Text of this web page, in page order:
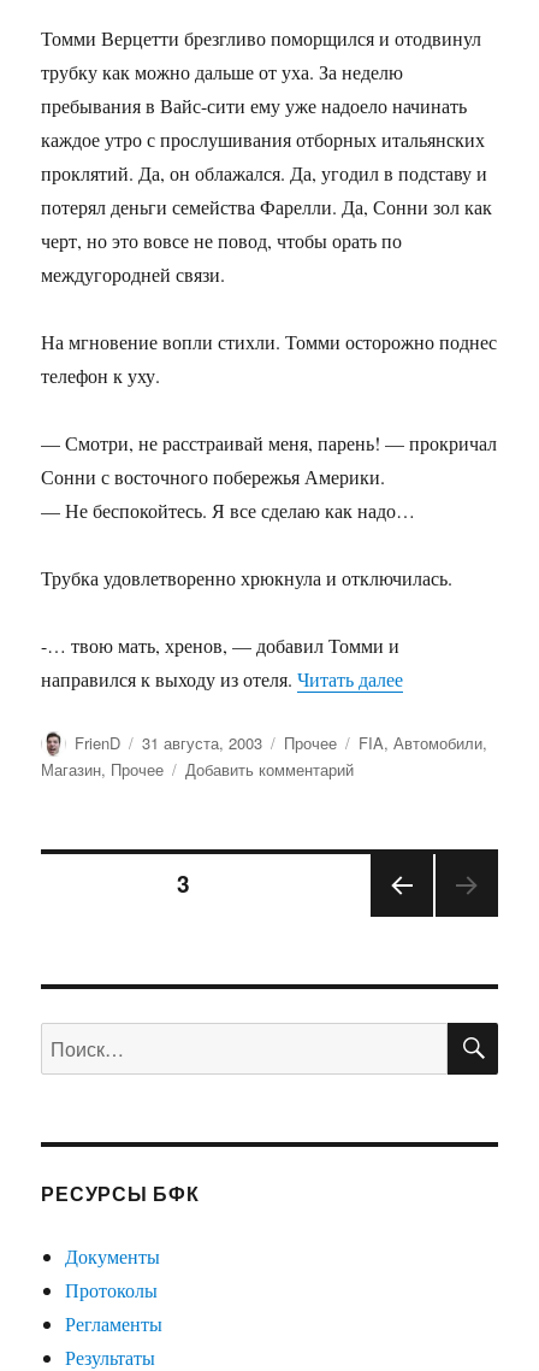
Томми Верцетти брезгливо поморщился и отодвинул
трубку как можно дальше от уха. За неделю
пребывания в Вайс-сити ему уже надоело начинать
каждое утро с прослушивания отборных итальянских
проклятий. Да, он облажался. Да, угодил в подставу и
потерял деньги семейства Фарелли. Да, Сонни зол как
черт, но это вовсе не повод, чтобы орать по
междугородней связи.
На мгновение вопли стихли. Томми осторожно поднес
телефон к уху.
— Смотри, не расстраивай меня, парень! — прокричал
Сонни с восточного побережья Америки.
— Не беспокойтесь. Я все сделаю как надо…
Трубка удовлетворенно хрюкнула и отключилась.
-… твою мать, хренов, — добавил Томми и
направился к выходу из отеля.Читать далее«Grand Theft
Автор
FrienD Опубликовано
31 августа, 2003 Рубрики
Прочее Метки
FIA,Автомобили,
Магазин, Прочее Добавить комментарийк
Theft
City
Пагинация
Я
СТРА
А
СТРАНИЦА3
Искать:
РЕСУРСЫ БФК
Документы
Протоколы
Регламенты
Результаты